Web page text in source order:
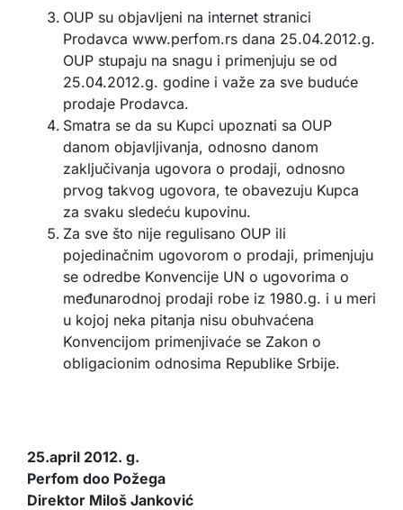
OUP su objavljeni na internet stranici
Prodavca www.perfom.rs dana 25.04.2012.g.
OUP stupaju na snagu i primenjuju se od
25.04.2012.g. godine i važe za sve buduće
prodaje Prodavca.
Smatra se da su Kupci upoznati sa OUP
danom objavljivanja, odnosno danom
zaključivanja ugovora o prodaji, odnosno
prvog takvog ugovora, te obavezuju Kupca
za svaku sledeću kupovinu.
Za sve što nije regulisano OUP ili
pojedinačnim ugovorom o prodaji, primenjuju
se odredbe Konvencije UN o ugovorima o
međunarodnoj prodaji robe iz 1980.g. i u meri
u kojoj neka pitanja nisu obuhvaćena
Konvencijom primenjivaće se Zakon o
obligacionim odnosima Republike Srbije.
25.april 2012. g.
Perfom doo Požega
Direktor Miloš Janković